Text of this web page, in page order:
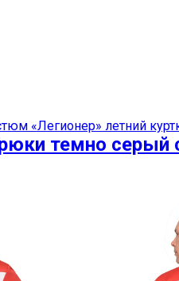
защиты
«Легионер» летний
темно